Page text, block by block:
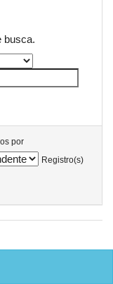
busca.
por
Registro(s)